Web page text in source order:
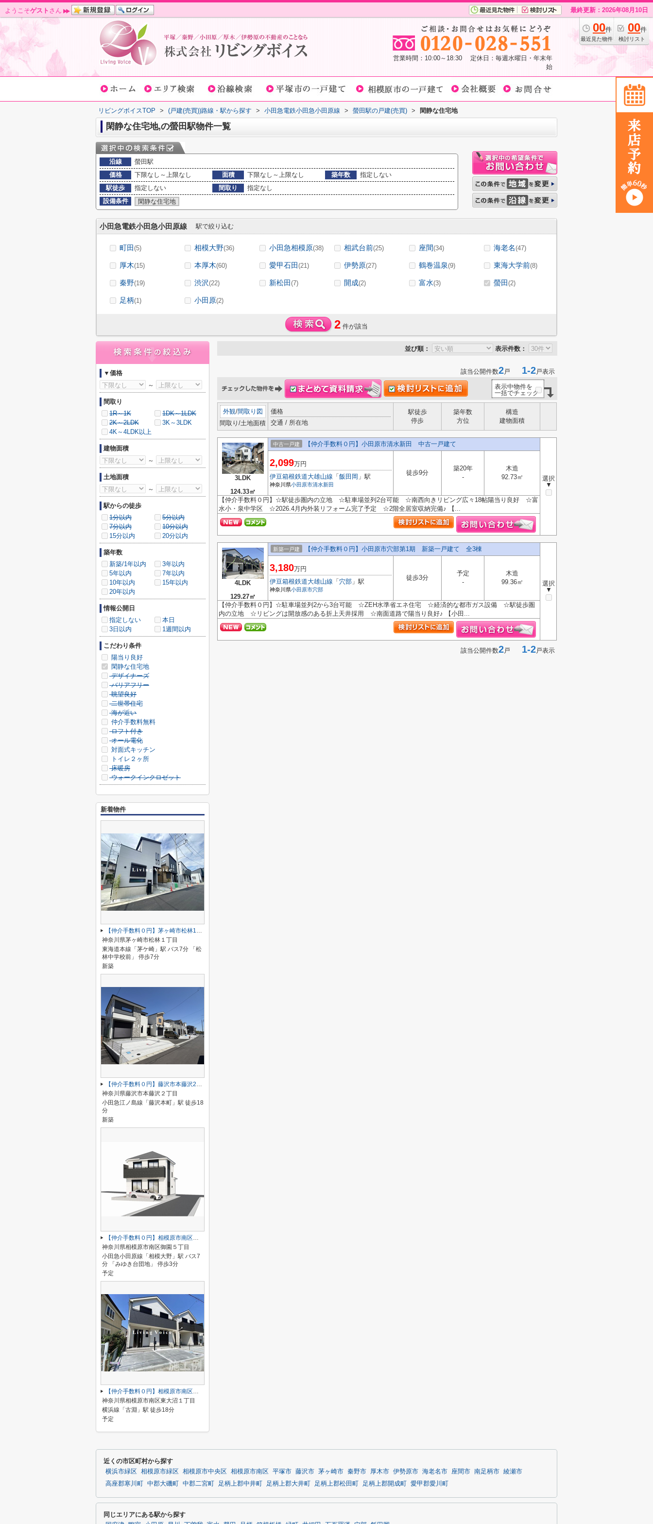
ようこそゲスト さん 最終更新：2026年08月10日
00件
最近見た物件
00件
検討リスト
営業時間：10:00～18:30 定休日：毎週水曜日・年末年
始
リビングボイスTOP > (戸建(売買))路線・駅から探す > 小田急電鉄小田急小田原線 > 螢田駅の戸建(売買) > 閑静な住宅地
閑静な住宅地,の螢田駅物件一覧
沿線
螢田駅
価格
下限なし～上限なし 面積 下限なし～上限なし 築年数
指定しない
駅徒歩
指定しない 間取り
指定なし
設備条件
閑静な住宅地
小田急電鉄小田急小田原線 駅で絞り込む
町田(5) 相模大野(36) 小田急相模原(38) 相武台前(25) 座間(34) 海老名(47)
厚木(15) 本厚木(60) 愛甲石田(21) 伊勢原(27) 鶴巻温泉(9) 東海大学前(8)
秦野(19) 渋沢(22) 新松田(7) 開成(2) 富水(3) 螢田(2)
足柄(1) 小田原(2)
2 件が該当
並び順： 表示件数：
該当公開件数2戸 1-2戸表示
表示中物件を
一括でチェック
外観/間取り図
間取り/土地面積
価格
交通 / 所在地
駅徒歩
停歩
築年数
方位
構造
建物面積
3LDK
124.33㎡
中古一戸建 【仲介手数料０円】小田原市清水新田 中古一戸建て
選択
▼
2,099万円
伊豆箱根鉄道大雄山線 「 飯田岡 」駅
神奈川県小田原市清水新田
徒歩9分
築20年
-
木造
92.73㎡
【仲介手数料０円】☆駅徒歩圏内の立地 ☆駐車場並列2台可能 ☆南西向きリビング広々18帖陽当り良好 ☆富
水小・泉中学区 ☆2026.4月内外装リフォーム完了予定 ☆2階全居室収納完備♪ 【...
4LDK
129.27㎡
新築一戸建 【仲介手数料０円】小田原市穴部第1期 新築一戸建て 全3棟
選択
▼
3,180万円
伊豆箱根鉄道大雄山線 「 穴部 」駅
神奈川県小田原市穴部
徒歩3分
予定
-
木造
99.36㎡
【仲介手数料０円】☆駐車場並列2から3台可能 ☆ZEH水準省エネ住宅 ☆経済的な都市ガス設備 ☆駅徒歩圏
内の立地 ☆リビングは開放感のある折上天井採用 ☆南面道路で陽当り良好♪ 【小田...
該当公開件数2戸 1-2戸表示
▼価格
～
間取り
1R～1K
1DK～1LDK
2K～2LDK
3K～3LDK
4K～4LDK以上
建物面積
～
土地面積
～
駅からの徒歩
1分以内
5分以内
7分以内
10分以内
15分以内
20分以内
築年数
新築/1年以内
3年以内
5年以内
7年以内
10年以内
15年以内
20年以内
情報公開日
指定しない
本日
3日以内
1週間以内
こだわり条件
陽当り良好
閑静な住宅地
デザイナーズ
バリアフリー
眺望良好
二世帯住宅
海が近い
仲介手数料無料
ロフト付き
オール電化
対面式キッチン
トイレ２ヶ所
床暖房
ウォークインクロゼット
新着物件
【仲介手数料０円】茅ヶ崎市松林1丁目 新築一戸建て 全31棟
神奈川県茅ヶ崎市松林１丁目
東海道本線「茅ケ崎」駅 バス7分 「松
林中学校前」 停歩7分
新築
【仲介手数料０円】藤沢市本藤沢2期 新築一戸建て 全6棟
神奈川県藤沢市本藤沢２丁目
小田急江ノ島線「藤沢本町」駅 徒歩18
分
新築
【仲介手数料０円】相模原市南区御園5丁目第2期 新築一戸建て
神奈川県相模原市南区御園５丁目
小田急小田原線「相模大野」駅 バス7
分 「みゆき台団地」 停歩3分
予定
【仲介手数料０円】相模原市南区東大沼1丁目 新築一戸建て
神奈川県相模原市南区東大沼１丁目
横浜線「古淵」駅 徒歩18分
予定
近くの市区町村から探す
横浜市緑区 相模原市緑区 相模原市中央区 相模原市南区 平塚市 藤沢市 茅ヶ崎市 秦野市 厚木市 伊勢原市 海老名市 座間市 南足柄市 綾瀬市
高座郡寒川町
中郡大磯町 中郡二宮町 足柄上郡中井町 足柄上郡大井町 足柄上郡松田町 足柄上郡開成町 愛甲郡愛川町
同じエリアにある駅から探す